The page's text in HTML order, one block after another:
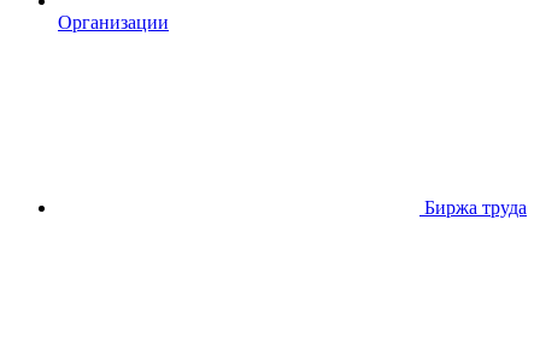
Организации
Биржа труда